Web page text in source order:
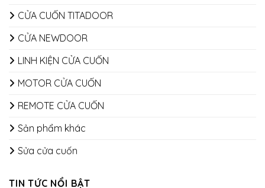
CỬA CUỐN TITADOOR
CỬA NEWDOOR
LINH KIỆN CỬA CUỐN
MOTOR CỬA CUỐN
REMOTE CỬA CUỐN
Sản phẩm khác
Sửa cửa cuốn
TIN TỨC NỔI BẬT